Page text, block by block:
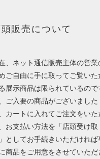
頭販売について
、ネット通信販売主体の営業
ご自由に手に取ってご覧いた
展示商品は限られているので
ご入要の商品がございました
カートに入れてご注文をいた
お支払い方法を「店頭受け取
としてお手続きいただければ
商品をご用意をさせていただ